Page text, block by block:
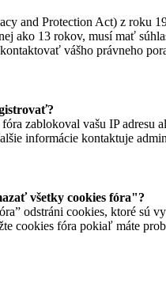
and Protection Act) z roku
ako 13 rokov, musí mať
vášho právneho
zablokoval vašu IP
informácie kontaktuje
všetky cookies fóra"?
odstráni cookies, ktoré sú
cookies fóra pokiaľ máte